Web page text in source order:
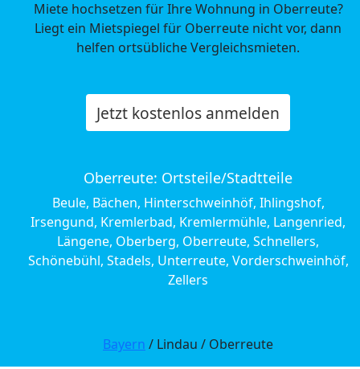
Miete hochsetzen für Ihre Wohnung in Oberreute?
Liegt ein Mietspiegel für Oberreute nicht vor, dann
helfen ortsübliche Vergleichsmieten.
Jetzt kostenlos anmelden
Oberreute: Ortsteile/Stadtteile
Beule, Bächen, Hinterschweinhöf, Ihlingshof,
Irsengund, Kremlerbad, Kremlermühle, Langenried,
Längene, Oberberg, Oberreute, Schnellers,
Schönebühl, Stadels, Unterreute, Vorderschweinhöf,
Zellers
Bayern / Lindau / Oberreute